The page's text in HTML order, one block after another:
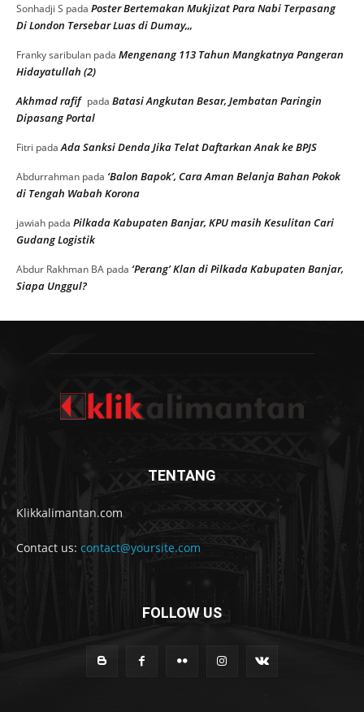
Sonhadji S pada Poster Bertemakan Mukjizat Para Nabi Terpasang
Di London Tersebar Luas di Dumay,,,
Franky saribulan pada Mengenang 113 Tahun Mangkatnya Pangeran
Hidayatullah (2)
Akhmad rafif pada Batasi Angkutan Besar, Jembatan Paringin
Dipasang Portal
Fitri padaAda Sanksi Denda Jika Telat Daftarkan Anak ke BPJS
Abdurrahman pada ‘Balon Bapok’, Cara Aman Belanja Bahan Pokok
di Tengah Wabah Korona
jawiah pada Pilkada Kabupaten Banjar, KPU masih Kesulitan Cari
Gudang Logistik
Abdur Rakhman BA pada ‘Perang’ Klan di Pilkada Kabupaten Banjar,
Siapa Unggul?
TENTANG
Klikkalimantan.com
Contact us: contact@yoursite.com
FOLLOW US